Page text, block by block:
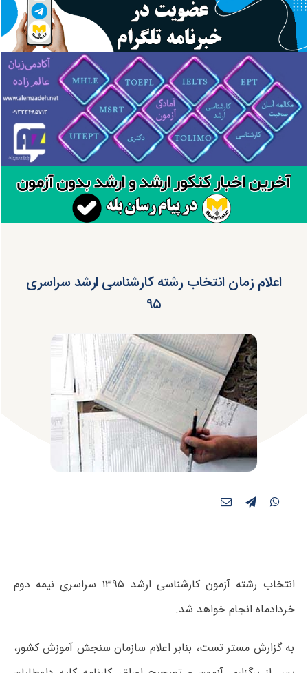
اعلام زمان انتخاب رشته کارشناسی ارشد سراسری
۹۵
انتخاب رشته آزمون کارشناسی ارشد ۱۳۹۵ سراسری نیمه دوم
خردادماه انجام خواهد شد.
به گزارش مستر تست، بنابر اعلام سازمان سنجش آموزش کشور،